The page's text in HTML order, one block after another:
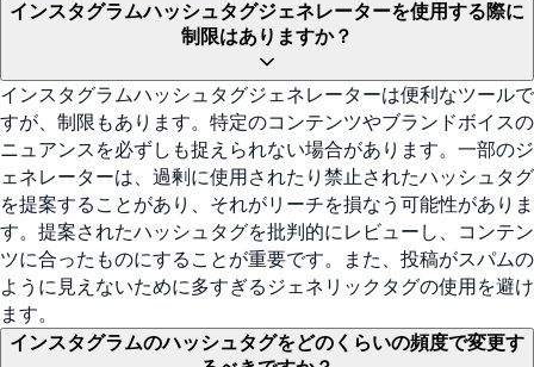
インスタグラムハッシュタグジェネレーターを使用する際に
制限はありますか？
インスタグラムハッシュタグジェネレーターは便利なツールで
すが、制限もあります。特定のコンテンツやブランドボイスの
ニュアンスを必ずしも捉えられない場合があります。一部のジ
ェネレーターは、過剰に使用されたり禁止されたハッシュタグ
を提案することがあり、それがリーチを損なう可能性がありま
す。提案されたハッシュタグを批判的にレビューし、コンテン
ツに合ったものにすることが重要です。また、投稿がスパムの
ように見えないために多すぎるジェネリックタグの使用を避け
ます。
インスタグラムのハッシュタグをどのくらいの頻度で変更す